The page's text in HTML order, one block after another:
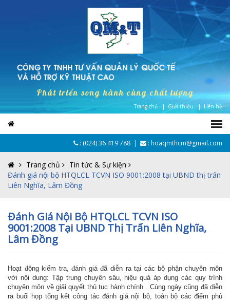
Phát triển song hành cùng chất lượng
Trang chủ | Giới thiệu | Liên hệ
: (024) 36 419 788 | : hoaqmthcm@gmail.com
Trang chủ
Tin tức & Sự kiện
Đánh giá nội bộ HTQLCL TCVN ISO 9001:2008 tại UBND thị trấn
Liên Nghĩa, Lâm Đồng
Đánh Giá Nội Bộ HTQLCL TCVN ISO
9001:2008 Tại UBND Thị Trấn Liên Nghĩa,
Lâm Đồng
Hoạt động kiểm tra, đánh giá đã diễn ra tại các bộ phận chuyên môn
với nội dung: Tập trung chuyên sâu, hiệu quả áp dụng các quy trình
chuyên môn về giải quyết thủ tục hành chính . Cùng ngày cũng đã diễn
ra buổi họp tổng kết công tác đánh giá nội bộ, toàn bộ các điểm phù